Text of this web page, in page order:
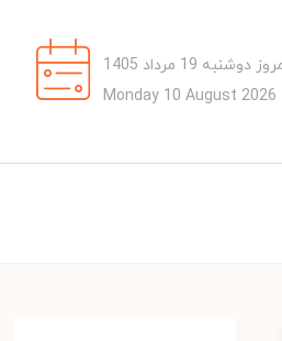
دوشنبه 19 مرداد 1405
Monday 10 August 2026